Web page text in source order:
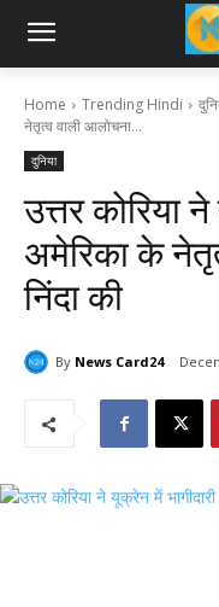
Home Trending Hindi
नेतृत्व वाली आलोचना...
दुनिया
उत्तर कोरिया
अमेरिका के
निंदा की
By News Card24